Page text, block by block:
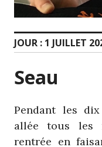
JOUR : 1 JUILLET
Seau
Pendant les
allée tous les
rentrée en